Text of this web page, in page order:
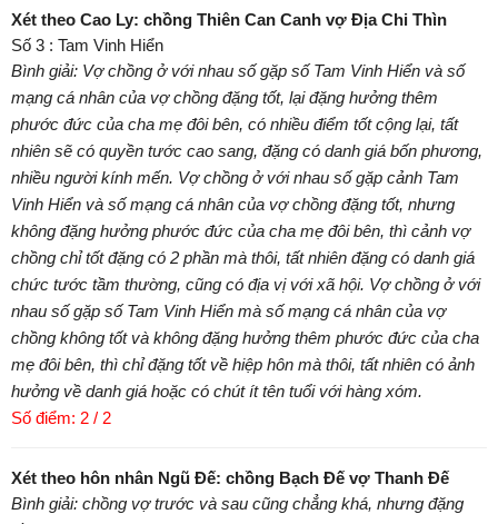
Xét theo Cao Ly: chồng Thiên Can Canh vợ Địa Chi Thìn
Số 3 : Tam Vinh Hiển
Bình giải: Vợ chồng ở với nhau số gặp số Tam Vinh Hiển và số
mạng cá nhân của vợ chồng đặng tốt, lại đặng hưởng thêm
phước đức của cha mẹ đôi bên, có nhiều điểm tốt cộng lại, tất
nhiên sẽ có quyền tước cao sang, đặng có danh giá bốn phương,
nhiều người kính mến. Vợ chồng ở với nhau số gặp cảnh Tam
Vinh Hiển và số mạng cá nhân của vợ chồng đặng tốt, nhưng
không đặng hưởng phước đức của cha mẹ đôi bên, thì cảnh vợ
chồng chỉ tốt đặng có 2 phần mà thôi, tất nhiên đặng có danh giá
chức tước tầm thường, cũng có địa vị với xã hội. Vợ chồng ở với
nhau số gặp số Tam Vinh Hiển mà số mạng cá nhân của vợ
chồng không tốt và không đặng hưởng thêm phước đức của cha
mẹ đôi bên, thì chỉ đặng tốt về hiệp hôn mà thôi, tất nhiên có ảnh
hưởng về danh giá hoặc có chút ít tên tuổi với hàng xóm.
Số điểm: 2 / 2
Xét theo hôn nhân Ngũ Đế: chồng Bạch Đế vợ Thanh Đế
Bình giải: chồng vợ trước và sau cũng chẳng khá, nhưng đặng